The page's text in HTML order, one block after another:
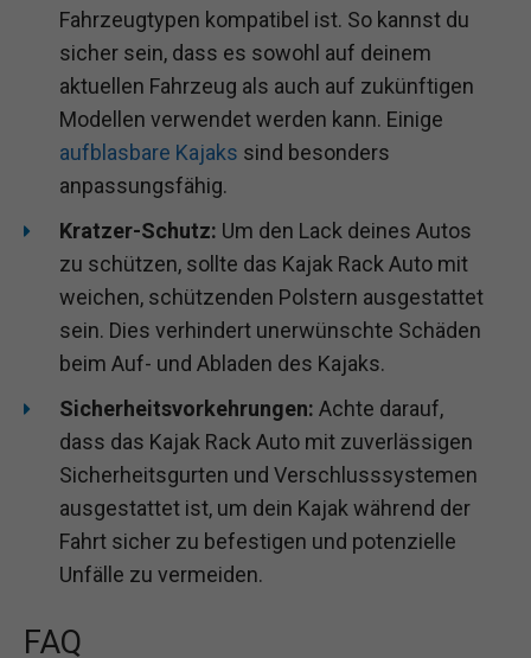
Fahrzeugtypen kompatibel ist. So kannst du
sicher sein, dass es sowohl auf deinem
aktuellen Fahrzeug als auch auf zukünftigen
Modellen verwendet werden kann. Einige
aufblasbare Kajaks sind besonders
anpassungsfähig.
Kratzer-Schutz: Um den Lack deines Autos
zu schützen, sollte das Kajak Rack Auto mit
weichen, schützenden Polstern ausgestattet
sein. Dies verhindert unerwünschte Schäden
beim Auf- und Abladen des Kajaks.
Sicherheitsvorkehrungen: Achte darauf,
dass das Kajak Rack Auto mit zuverlässigen
Sicherheitsgurten und Verschlusssystemen
ausgestattet ist, um dein Kajak während der
Fahrt sicher zu befestigen und potenzielle
Unfälle zu vermeiden.
FAQ